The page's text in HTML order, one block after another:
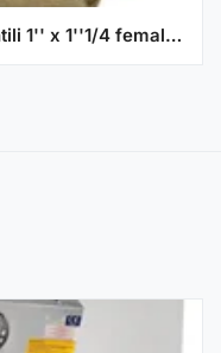
28090611 Standart emniyet ventili 1'' x 1''1/4 female connection 10 bar